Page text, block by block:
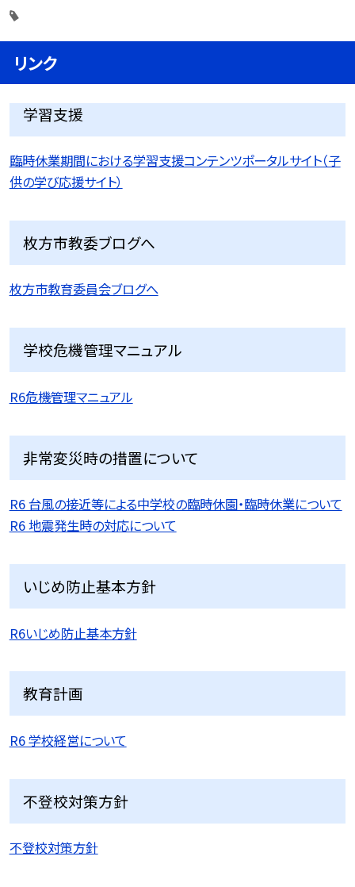
リンク
学習支援
臨時休業期間における学習支援コンテンツポータルサイト（子
供の学び応援サイト）
枚方市教委ブログへ
枚方市教育委員会ブログへ
学校危機管理マニュアル
R6危機管理マニュアル
非常変災時の措置について
R6 台風の接近等による中学校の臨時休園・臨時休業について
R6 地震発生時の対応について
いじめ防止基本方針
R6いじめ防止基本方針
教育計画
R6 学校経営について
不登校対策方針
不登校対策方針